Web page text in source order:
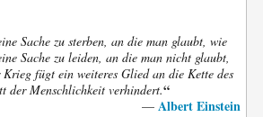
Sache zu sterben, an die man glaubt, wie
Sache zu leiden, an die man nicht glaubt,
fügt ein weiteres Glied an die Kette des
der Menschlichkeit verhindert.“
— Albert Einstein